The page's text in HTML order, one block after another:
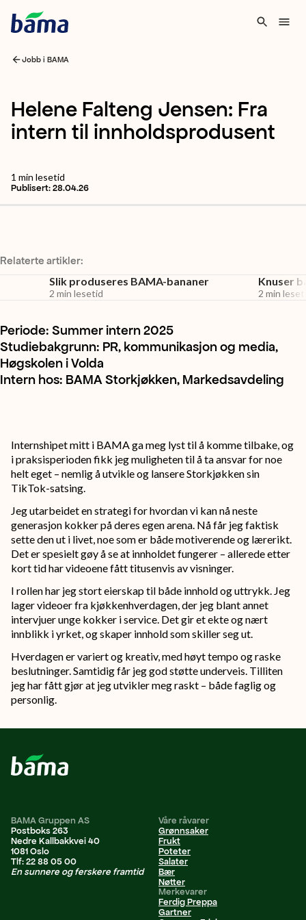
Jobb i BAMA
Helene Falteng Jensen: Fra
intern til innholdsprodusent
1 min lesetid
Publisert:28.04.26
Relaterte artikler:
Slik produseres BAMA-bananer
2 min lesetid
Knuser
2 min
Periode: Summer intern 2025
Studiebakgrunn: PR, kommunikasjon og media,
Høgskolen i Volda
Intern hos: BAMA Storkjøkken, Markedsavdeling
Internshipet mitt i BAMA ga meg lyst til å komme tilbake, og
i praksisperioden fikk jeg muligheten til å ta ansvar for noe
helt eget – nemlig å utvikle og lansere Storkjøkken sin
TikTok-satsing.
Jeg utarbeidet en strategi for hvordan vi kan nå neste
generasjon kokker på deres egen arena. Nå får jeg faktisk
sette den ut i livet, noe som er både motiverende og lærerikt.
Det er spesielt gøy å se at innholdet fungerer – allerede etter
kort tid har videoene fått titusenvis av visninger.
I rollen har jeg stort eierskap til både innhold og uttrykk. Jeg
lager videoer fra kjøkkenhverdagen, der jeg blant annet
intervjuer unge kokker i service. Det gir et ekte og nært
innblikk i yrket, og skaper innhold som skiller seg ut.
Hverdagen er variert og kreativ, med høyt tempo og raske
beslutninger. Samtidig får jeg god støtte underveis. Tilliten
jeg har fått gjør at jeg utvikler meg raskt – både faglig og
personlig.
BAMA Gruppen AS
Postboks 263
Nedre Kallbakkvei 40
1081 Oslo
Tlf: 22 88 05 00
En sunnere og ferskere framtid
Våre råvarer
Grønnsaker
Frukt
Poteter
Salater
Bær
Nøtter
Merkevarer
Ferdig Preppa
Gartner